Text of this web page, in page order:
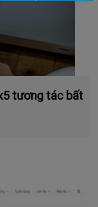
tương tác bất